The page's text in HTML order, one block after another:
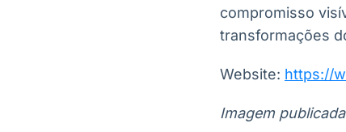
compromisso
transformações
Website: https://
Imagem